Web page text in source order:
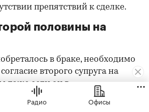
препятствий к сделке.
половины на
в браке, необходимо
второго супруга на
даже если он в
документе не числится
брак уже расторгнут. Следует
Радио Офисы